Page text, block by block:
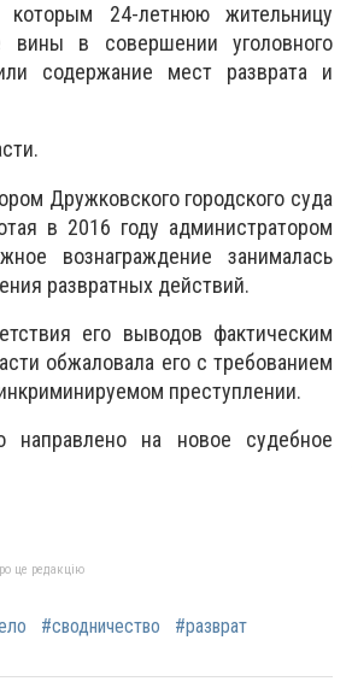
24-летнюю жительницу
вины в совершении уголовного
содержание мест разврата и
Дружковского городского суда
в 2016 году администратором
вознаграждение занималась
развратных действий.
его выводов фактическим
обжаловала его с требованием
преступлении.
направлено на новое судебное
це редакцію
#сводничество #разврат